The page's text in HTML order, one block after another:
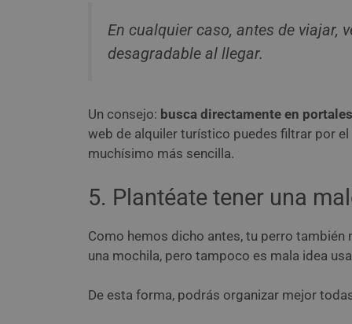
En cualquier caso, antes de viajar,
desagradable al llegar.
Un consejo: busca directamente en
web de alquiler turístico puedes filtrar por
muchísimo más sencilla.
5. Plantéate tener una
Como hemos dicho antes, tu perro también
una mochila, pero tampoco es mala idea
De esta forma, podrás organizar mejor